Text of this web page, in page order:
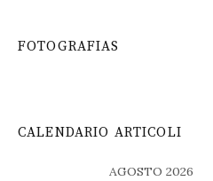
FOTOGRAFIAS
CALENDARIO ARTICOLI
AGOSTO 2026